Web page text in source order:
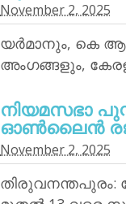
November 2, 2025
യര്‍മാനും, കെ
അംഗങ്ങളും,
നിയമസഭാ
ഓണ്‍ലൈന്‍
November 2, 2025
തിരുവനന്തപുരം: